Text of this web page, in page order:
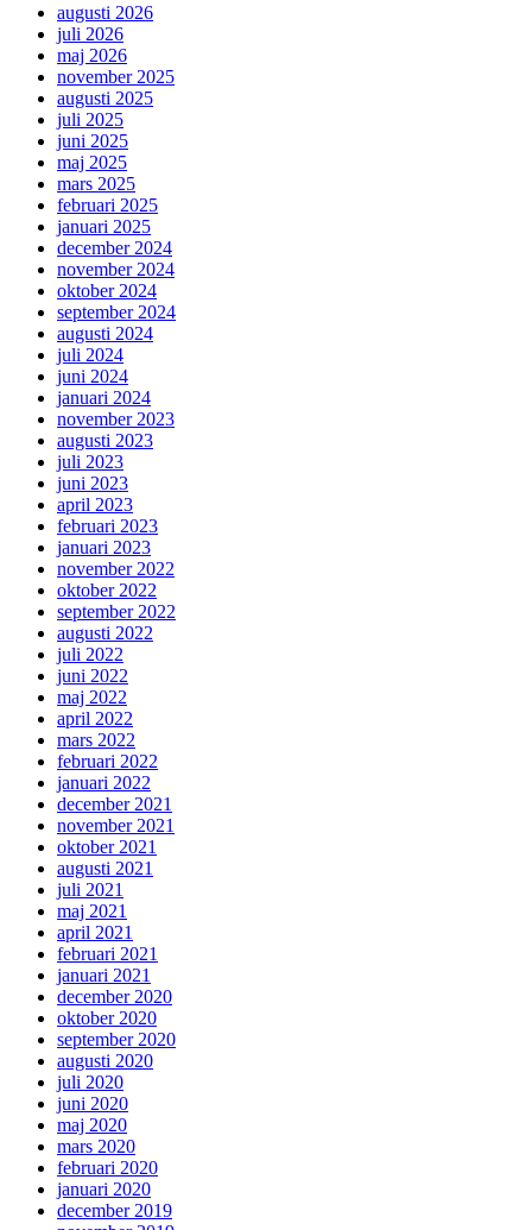
augusti 2026
juli 2026
maj 2026
november 2025
augusti 2025
juli 2025
juni 2025
maj 2025
mars 2025
februari 2025
januari 2025
december 2024
november 2024
oktober 2024
september 2024
augusti 2024
juli 2024
juni 2024
januari 2024
november 2023
augusti 2023
juli 2023
juni 2023
april 2023
februari 2023
januari 2023
november 2022
oktober 2022
september 2022
augusti 2022
juli 2022
juni 2022
maj 2022
april 2022
mars 2022
februari 2022
januari 2022
december 2021
november 2021
oktober 2021
augusti 2021
juli 2021
maj 2021
april 2021
februari 2021
januari 2021
december 2020
oktober 2020
september 2020
augusti 2020
juli 2020
juni 2020
maj 2020
mars 2020
februari 2020
januari 2020
december 2019